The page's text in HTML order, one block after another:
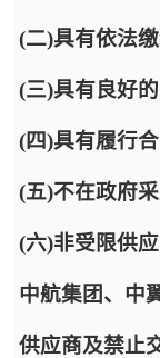
(二)具有依法
(三)具有良好
(四)具有履行
(五)不在政府
(六)非受限供
中航集团、中
供应商及禁止